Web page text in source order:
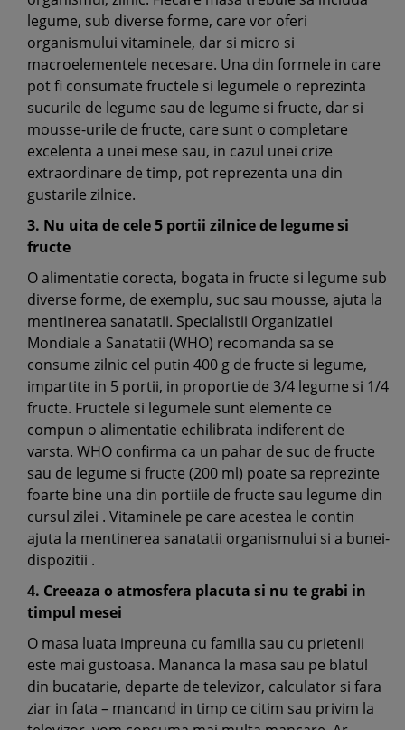
legume, sub diverse forme, care vor oferi
organismului vitaminele, dar si micro si
macroelementele necesare. Una din formele in care
pot fi consumate fructele si legumele o reprezinta
sucurile de legume sau de legume si fructe, dar si
mousse-urile de fructe, care sunt o completare
excelenta a unei mese sau, in cazul unei crize
extraordinare de timp, pot reprezenta una din
gustarile zilnice.
3. Nu uita de cele 5 portii zilnice de legume si
fructe
O alimentatie corecta, bogata in fructe si legume sub
diverse forme, de exemplu, suc sau mousse, ajuta la
mentinerea sanatatii. Specialistii Organizatiei
Mondiale a Sanatatii (WHO) recomanda sa se
consume zilnic cel putin 400 g de fructe si legume,
impartite in 5 portii, in proportie de 3/4 legume si 1/4
fructe. Fructele si legumele sunt elemente ce
compun o alimentatie echilibrata indiferent de
varsta. WHO confirma ca un pahar de suc de fructe
sau de legume si fructe (200 ml) poate sa reprezinte
foarte bine una din portiile de fructe sau legume din
cursul zilei . Vitaminele pe care acestea le contin
ajuta la mentinerea sanatatii organismului si a bunei-
dispozitii .
4. Creeaza o atmosfera placuta si nu te grabi in
timpul mesei
O masa luata impreuna cu familia sau cu prietenii
este mai gustoasa. Mananca la masa sau pe blatul
din bucatarie, departe de televizor, calculator si fara
ziar in fata – mancand in timp ce citim sau privim la